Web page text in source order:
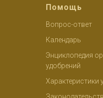
Помощь
Вопрос-ответ
Календарь
Энциклопедия
удобрений
Характеристики